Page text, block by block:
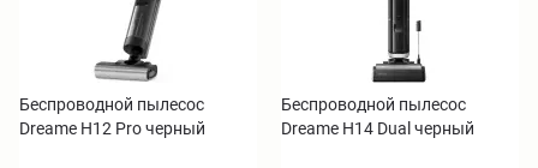
Беспроводной пылесос
Dreame H12 Pro черный
Беспроводной пылесос
Dreame H14 Dual черный